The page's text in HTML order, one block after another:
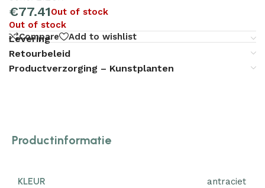
€77.41Out of stock
Out of stock
Compare
Add to wishlist
Levering
Retourbeleid
Productverzorging – Kunstplanten
Productinformatie
KLEUR antraciet